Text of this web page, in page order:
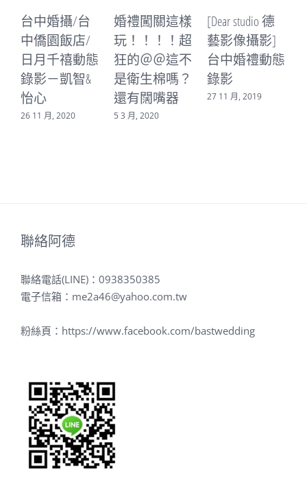
台中婚攝/台
中僑園飯店/
日月千禧動態
錄影－凱智&
怡心
26 11 月, 2020
婚禮闖關這樣
玩！！！！超
狂的＠＠這不
是衛生棉嗎？
還有闊嘴器
5 3 月, 2020
[Dear studio 德
藝影像攝影]
台中婚禮動態
錄影
27 11 月, 2019
聯絡阿德
聯絡電話(LINE)： 0938350385
電子信箱： me2a46@yahoo.com.tw
粉絲頁： https://www.facebook.com/bastwedding